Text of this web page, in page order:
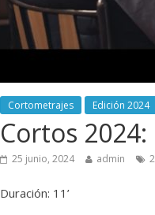
Cortometrajes Edición 2024
Cortos 2024:
25 junio, 2024 admin
Duración: 11’